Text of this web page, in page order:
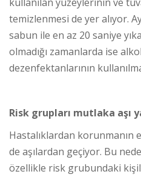
temizlenmesi de yer alıyor.
sabun ile en az 20 saniye
olmadığı zamanlarda ise
dezenfektanlarının
Risk grupları mutlaka aşı
Hastalıklardan korunmanın
de aşılardan geçiyor. Bu
özellikle risk grubundaki